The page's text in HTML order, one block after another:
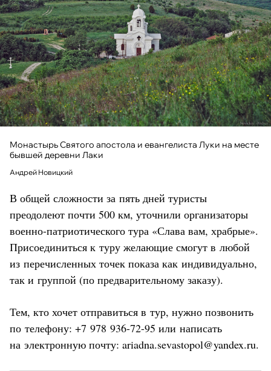
Монастырь Святого апостола и евангелиста Луки на месте
бывшей деревни Лаки
Андрей Новицкий
В общей сложности за пять дней туристы
преодолеют почти 500 км, уточнили организаторы
военно-патриотического тура «Слава вам, храбрые».
Присоединиться к туру желающие смогут в любой
из перечисленных точек показа как индивидуально,
так и группой (по предварительному заказу).
Тем, кто хочет отправиться в тур, нужно позвонить
по телефону: +7 978 936-72-95 или написать
на электронную почту: ariadna.sevastopol@yandex.ru.